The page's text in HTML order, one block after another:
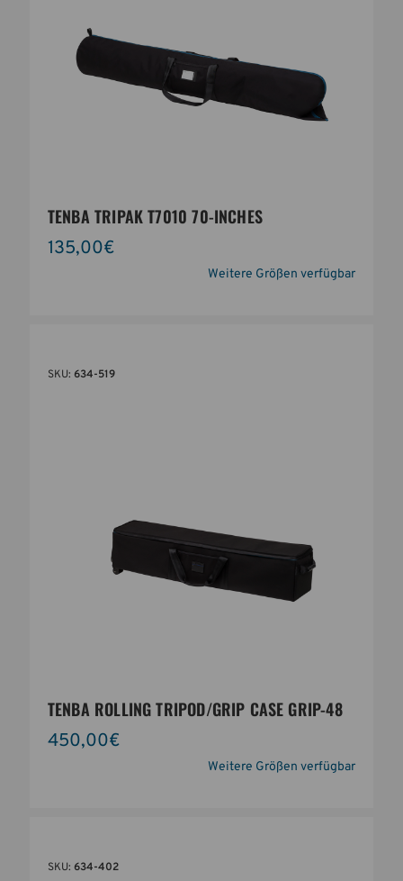
TENBA TRIPAK T7010 70-INCHES
135,00€
Weitere Größen verfügbar
SKU: 634-519
TENBA ROLLING TRIPOD/GRIP CASE GRIP-48
450,00€
Weitere Größen verfügbar
SKU: 634-402